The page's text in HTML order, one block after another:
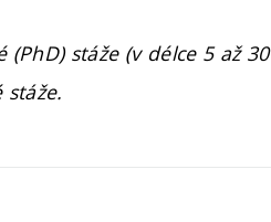
stáže (v délce 5 až 30